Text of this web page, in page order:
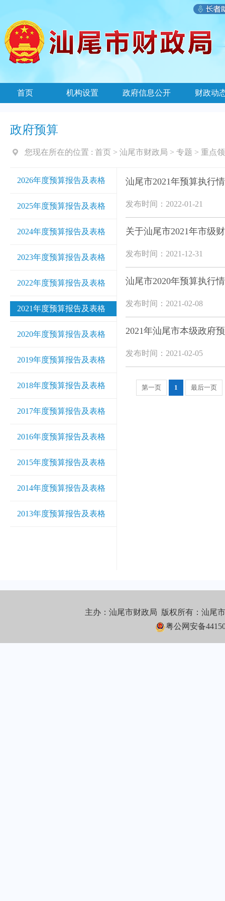
首页 机构设置 政府信息公开 财政动
政府预算
您现在所在的位置 : 首页 > 汕尾市财政局 > 专题 > 重点
2026年度预算报告及表格
2025年度预算报告及表格
2024年度预算报告及表格
2023年度预算报告及表格
2022年度预算报告及表格
2021年度预算报告及表格
2020年度预算报告及表格
2019年度预算报告及表格
2018年度预算报告及表格
2017年度预算报告及表格
2016年度预算报告及表格
2015年度预算报告及表格
2014年度预算报告及表格
2013年度预算报告及表格
汕尾市2021年预算执行
发布时间：2022-01-21
关于汕尾市2021年市级
发布时间：2021-12-31
汕尾市2020年预算执行
发布时间：2021-02-08
2021年汕尾市本级政府
发布时间：2021-02-05
第一页 1 最后一页
主办：汕尾市财政局 版权所有：汕尾
粤公网安备